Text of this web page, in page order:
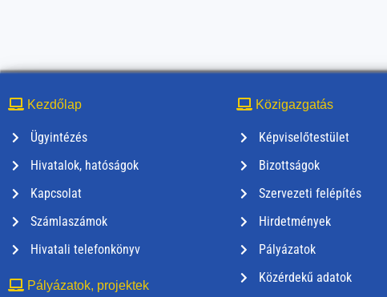
Kezdőlap
Ügyintézés
Hivatalok, hatóságok
Kapcsolat
Számlaszámok
Hivatali telefonkönyv
Pályázatok, projektek
Közigazgatás
Képviselőtestület
Bizottságok
Szervezeti felépítés
Hirdetmények
Pályázatok
Közérdekű adatok